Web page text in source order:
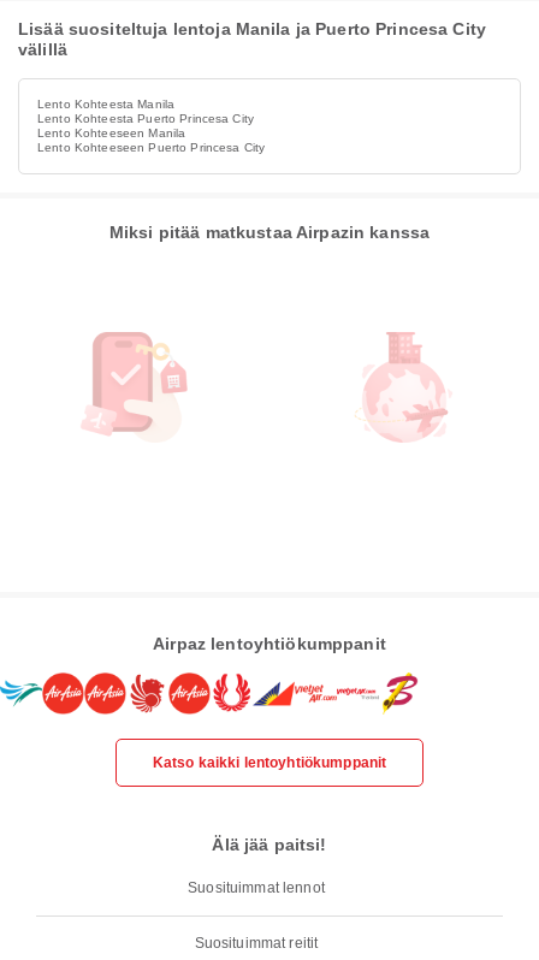
Lisää suositeltuja lentoja Manila ja Puerto Princesa City
välillä
Lento Kohteesta Manila
Lento Kohteesta Puerto Princesa City
Lento Kohteeseen Manila
Lento Kohteeseen Puerto Princesa City
Miksi pitää matkustaa Airpazin kanssa
Airpaz lentoyhtiökumppanit
Katso kaikki lentoyhtiökumppanit
Älä jää paitsi!
Suosituimmat lennot
Suosituimmat reitit